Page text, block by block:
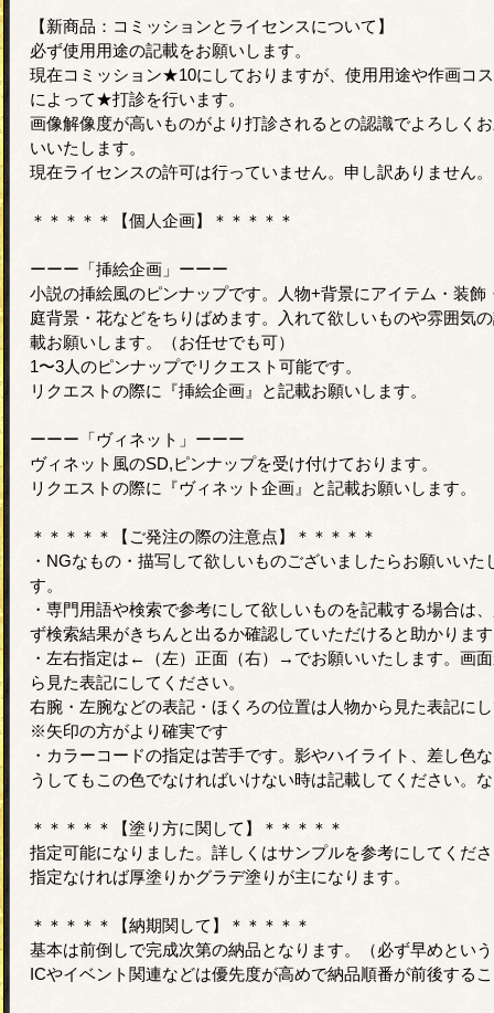
【新商品：コミッションとライセンスについて】
必ず使用用途の記載をお願いします。
現在コミッション★10にしておりますが、使用用途や作画コ
によって★打診を行います。
画像解像度が高いものがより打診されるとの認識でよろしく
いいたします。
現在ライセンスの許可は行っていません。申し訳ありません。
＊＊＊＊＊【個人企画】＊＊＊＊＊
ーーー「挿絵企画」ーーー
小説の挿絵風のピンナップです。人物+背景にアイテム・装飾
庭背景・花などをちりばめます。入れて欲しいものや雰囲気
載お願いします。（お任せでも可）
1〜3人のピンナップでリクエスト可能です。
リクエストの際に『挿絵企画』と記載お願いします。
ーーー「ヴィネット」ーーー
ヴィネット風のSD,ピンナップを受け付けております。
リクエストの際に『ヴィネット企画』と記載お願いします。
＊＊＊＊＊【ご発注の際の注意点】＊＊＊＊＊
・NGなもの・描写して欲しいものございましたらお願いいた
す。
・専門用語や検索で参考にして欲しいものを記載する場合は
ず検索結果がきちんと出るか確認していただけると助かりま
・左右指定は←（左）正面（右）→でお願いいたします。画
ら見た表記にしてください。
右腕・左腕などの表記・ほくろの位置は人物から見た表記に
※矢印の方がより確実です
・カラーコードの指定は苦手です。影やハイライト、差し色
うしてもこの色でなければいけない時は記載してください。
＊＊＊＊＊【塗り方に関して】＊＊＊＊＊
指定可能になりました。詳しくはサンプルを参考にしてくだ
指定なければ厚塗りかグラデ塗りが主になります。
＊＊＊＊＊【納期関して】＊＊＊＊＊
基本は前倒しで完成次第の納品となります。（必ず早めとい
ICやイベント関連などは優先度が高めで納品順番が前後する